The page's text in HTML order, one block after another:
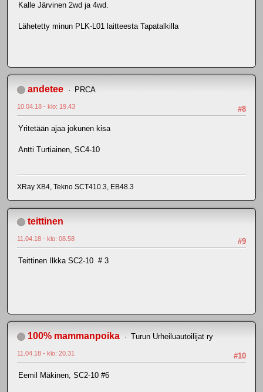
Kalle Järvinen 2wd ja 4wd.
Lähetetty minun PLK-L01 laitteesta Tapatalkilla
andetee PRCA
#8
10.04.18 - klo: 19.43
Yritetään ajaa jokunen kisa
Antti Turtiainen, SC4-10
XRay XB4, Tekno SCT410.3, EB48.3
teittinen
#9
11.04.18 - klo: 08.58
Teittinen Ilkka SC2-10 # 3
100% mammanpoika Turun Urheiluautoilijat ry
#10
11.04.18 - klo: 20.31
Eemil Mäkinen, SC2-10 #6